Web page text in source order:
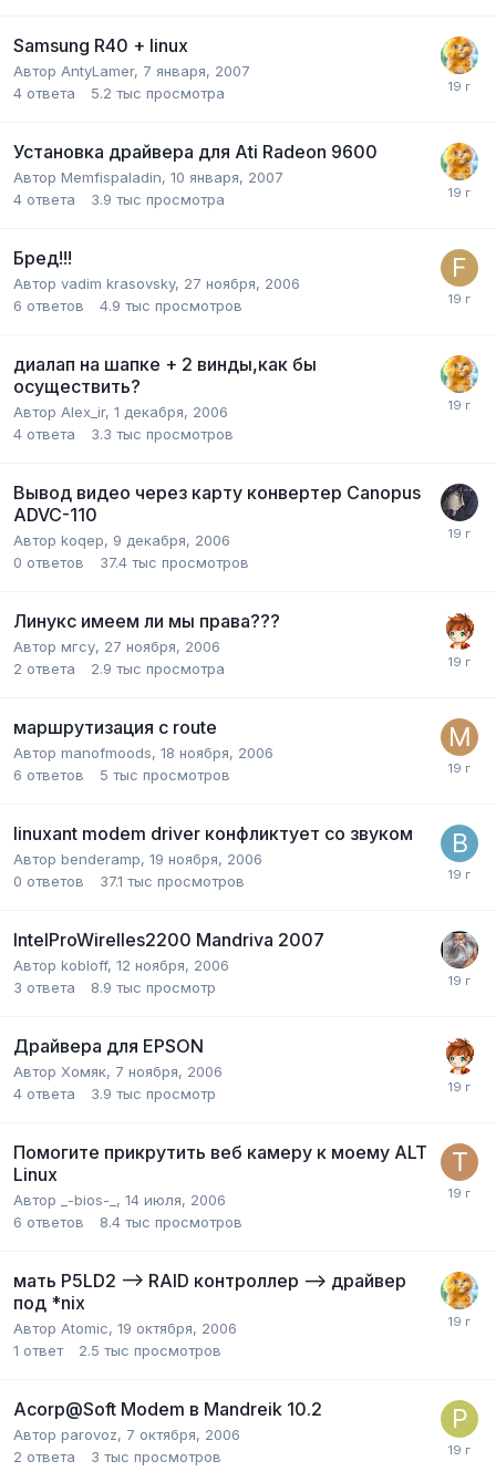
Samsung R40 + linux
Автор AntyLamer, 7 января, 2007
4 ответа 5.2 тыс просмотра
Установка драйвера для Ati Radeon 9600
Автор Memfispaladin, 10 января, 2007
4 ответа 3.9 тыс просмотра
Бред!!!
Автор vadim krasovsky, 27 ноября, 2006
6 ответов 4.9 тыс просмотров
диалап на шапке + 2 винды,как бы
осуществить?
Автор Alex_ir, 1 декабря, 2006
4 ответа 3.3 тыс просмотров
Вывод видео через карту конвертер Canopus
ADVC-110
Автор koqep, 9 декабря, 2006
0 ответов 37.4 тыс просмотров
Линукс имеем ли мы права???
Автор мгсу, 27 ноября, 2006
2 ответа 2.9 тыс просмотра
маршрутизация c route
Автор manofmoods, 18 ноября, 2006
6 ответов 5 тыс просмотров
linuxant modem driver конфликтует со звуком
Автор benderamp, 19 ноября, 2006
0 ответов 37.1 тыс просмотров
IntelProWirelles2200 Mandriva 2007
Автор kobloff, 12 ноября, 2006
3 ответа 8.9 тыс просмотр
Драйвера для EPSON
Автор Хомяк, 7 ноября, 2006
4 ответа 3.9 тыс просмотр
Помогите прикрутить веб камеру к моему ALT
Linux
Автор _-bios-_ , 14 июля, 2006
6 ответов 8.4 тыс просмотров
мать P5LD2 --> RAID контроллер --> драйвер
под *nix
Автор Atomic, 19 октября, 2006
1 ответ 2.5 тыс просмотров
Acorp@Soft Modem в Mandreik 10.2
Автор parovoz, 7 октября, 2006
2 ответа 3 тыс просмотров